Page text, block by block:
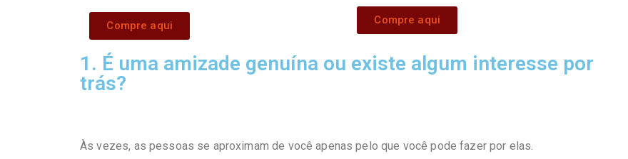
Compre aqui Compre aqui
1. É uma amizade genuína ou existe algum interesse por
trás?
Às vezes, as pessoas se aproximam de você apenas pelo que você pode fazer por elas.